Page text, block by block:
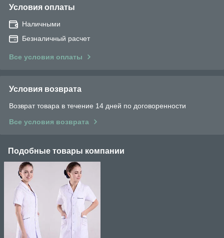
Условия оплаты
Наличными
Безналичный расчет
Все условия оплаты
Условия возврата
Возврат товара в течение 14 дней по договоренности
Все условия возврата
Подобные товары компании